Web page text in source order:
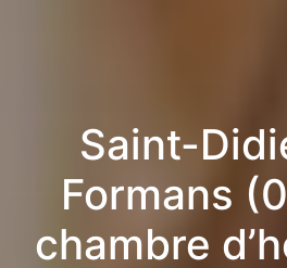
Saint-
Formans
chambre